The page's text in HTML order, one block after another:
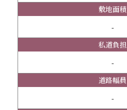
敷地面積
-
私道負担
-
道路幅員
-